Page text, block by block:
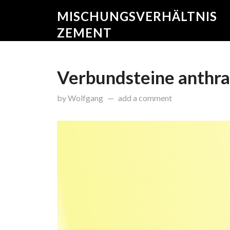
MISCHUNGSVERHÄLTNIS
ZEMENT
Verbundsteine
byWolfgang onFebruar 27, 2017
add a comment